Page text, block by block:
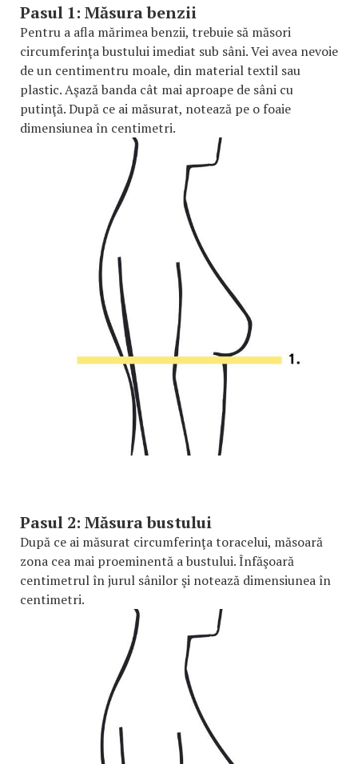
Pasul 1: Măsura benzii
Pentru a afla mărimea benzii, trebuie să măsori
circumferinţa bustului imediat sub sâni. Vei avea nevoie
de un centimentru moale, din material textil sau
plastic. Aşază banda cât mai aproape de sâni cu
putinţă. După ce ai măsurat, notează pe o foaie
dimensiunea în centimetri.
Pasul 2: Măsura bustului
După ce ai măsurat circumferinţa toracelui, măsoară
zona cea mai proeminentă a bustului. Înfăşoară
centimetrul în jurul sânilor şi notează dimensiunea în
centimetri.